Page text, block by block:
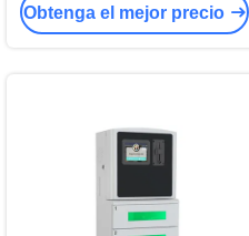
de la señalización de Digitaces
Obtenga el mejor precio